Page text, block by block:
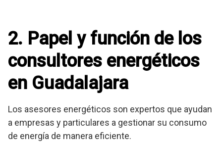
2. Papel y función de los
consultores energéticos
en Guadalajara
Los asesores energéticos son expertos que ayudan
a empresas y particulares a gestionar su consumo
de energía de manera eficiente.